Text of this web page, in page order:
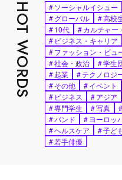
HOT WORDS #ソーシャルイシュー
#グローバル #高校
#10代 #カルチャー
# ビジネス・キャリア
#ファッション・ビュ
#社会・政治 #学生
#起業 #テクノロジ
#その他 #イベント
# ビジネス #アジア
#専門学生 #写真 #
#バンド #ヨーロッ
#ヘルスケア #子ど
#若手俳優